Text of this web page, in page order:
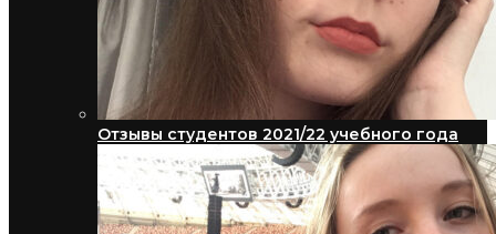
Отзывы студентов 2021/22 учебного года